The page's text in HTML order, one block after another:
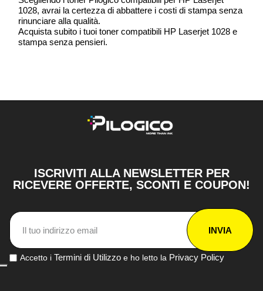
1028, avrai la certezza di abbattere i costi di stampa senza
rinunciare alla qualità.
Acquista subito i tuoi toner compatibili HP Laserjet 1028 e
stampa senza pensieri.
ISCRIVITI ALLA NEWSLETTER PER
RICEVERE OFFERTE, SCONTI E COUPON!
INVIA
Accetto i Termini di Utilizzo e ho letto la Privacy Policy